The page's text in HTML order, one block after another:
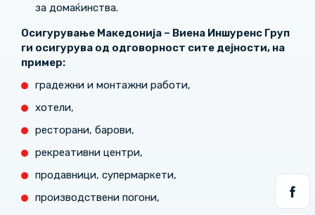
за домаќинства.
Осигурување Македонија – Виена Иншуренс Груп
ги осигурува од одговорност сите дејности, на
пример:
градежни и монтажни работи,
хотели,
ресторани, барови,
рекреативни центри,
продавници, супермаркети,
производствени погони,